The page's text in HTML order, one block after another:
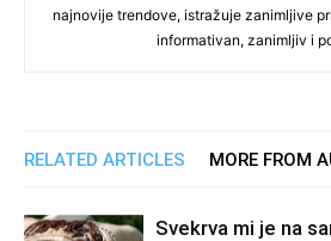
najnovije trendove, istražuje zanimljive
informativan, zanimljiv i
RELATED ARTICLES MORE FROM
Svekrva mi je na